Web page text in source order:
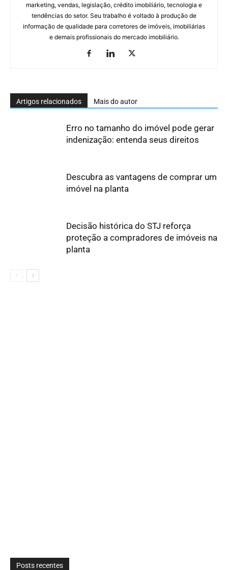
marketing, vendas, legislação, crédito imobiliário, tecnologia e
tendências do setor. Seu trabalho é voltado à produção de
informação de qualidade para corretores de imóveis, imobiliárias
e demais profissionais do mercado imobiliário.
Artigos relacionados Mais do autor
Erro no tamanho do imóvel pode gerar
indenização: entenda seus direitos
Descubra as vantagens de comprar um
imóvel na planta
Decisão histórica do STJ reforça
proteção a compradores de imóveis na
planta
Posts recentes